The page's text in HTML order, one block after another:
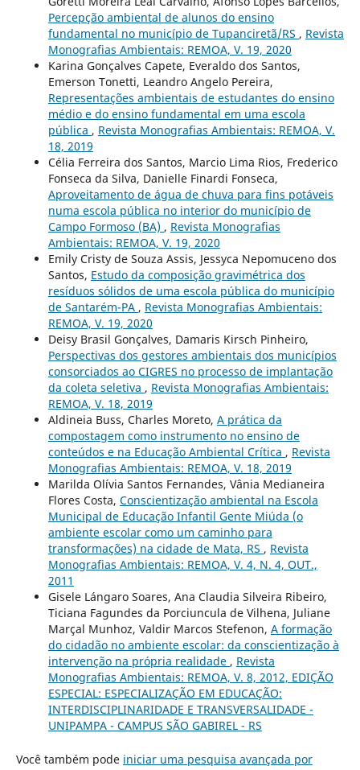
Percepção ambiental de alunos do ensino
fundamental no município de Tupanciretã/RS , Revista
Monografias Ambientais: REMOA, V. 19, 2020
Karina Gonçalves Capete, Everaldo dos Santos,
Emerson Tonetti, Leandro Angelo Pereira,
Representações ambientais de estudantes do ensino
médio e do ensino fundamental em uma escola
pública , Revista Monografias Ambientais: REMOA, V.
18, 2019
Célia Ferreira dos Santos, Marcio Lima Rios, Frederico
Fonseca da Silva, Danielle Finardi Fonseca,
Aproveitamento de água de chuva para fins potáveis
numa escola pública no interior do município de
Campo Formoso (BA) , Revista Monografias
Ambientais: REMOA, V. 19, 2020
Emily Cristy de Souza Assis, Jessyca Nepomuceno dos
Santos, Estudo da composição gravimétrica dos
resíduos sólidos de uma escola pública do município
de Santarém-PA , Revista Monografias Ambientais:
REMOA, V. 19, 2020
Deisy Brasil Gonçalves, Damaris Kirsch Pinheiro,
Perspectivas dos gestores ambientais dos municípios
consorciados ao CIGRES no processo de implantação
da coleta seletiva , Revista Monografias Ambientais:
REMOA, V. 18, 2019
Aldineia Buss, Charles Moreto, A prática da
compostagem como instrumento no ensino de
conteúdos e na Educação Ambiental Crítica , Revista
Monografias Ambientais: REMOA, V. 18, 2019
Marilda Olívia Santos Fernandes, Vânia Medianeira
Flores Costa, Conscientização ambiental na Escola
Municipal de Educação Infantil Gente Miúda (o
ambiente escolar como um caminho para
transformações) na cidade de Mata, RS , Revista
Monografias Ambientais: REMOA, V. 4, N. 4, OUT.,
2011
Gisele Lángaro Soares, Ana Claudia Silveira Ribeiro,
Ticiana Fagundes da Porciuncula de Vilhena, Juliane
Marçal Munhoz, Valdir Marcos Stefenon, A formação
do cidadão no ambiente escolar: da conscientização à
intervenção na própria realidade , Revista
Monografias Ambientais: REMOA, V. 8, 2012, EDIÇÃO
ESPECIAL: ESPECIALIZAÇÃO EM EDUCAÇÃO:
INTERDISCIPLINARIDADE E TRANSVERSALIDADE -
UNIPAMPA - CAMPUS SÃO GABIREL - RS
Você também pode iniciar uma pesquisa avançada por